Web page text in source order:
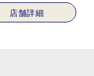
店舗詳細